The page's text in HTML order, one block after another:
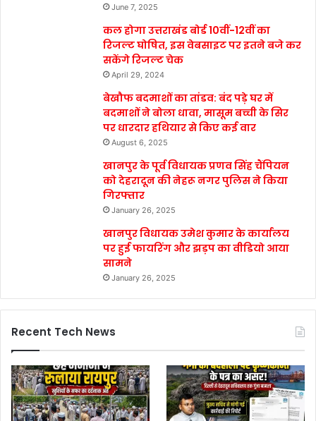
June 7, 2025
कल होगा उत्तराखंड बोर्ड 10वीं-12वीं का
रिजल्ट घोषित, इस वेबसाइट पर इतने बजे कर
सकेंगे रिजल्ट चेक
April 29, 2024
बेखौफ बदमाशों का तांडव: बंद पड़े घर में
बदमाशों ने बोला धावा, मासूम बच्ची के सिर
पर धारदार हथियार से किए कई वार
August 6, 2025
खानपुर के पूर्व विधायक प्रणव सिंह चैंपियन
को देहरादून की नेहरू नगर पुलिस ने किया
गिरफ्तार
January 26, 2025
खानपुर विधायक उमेश कुमार के कार्यालय
पर हुई फायरिंग और झड़प का वीडियो आया
सामने
January 26, 2025
Recent Tech News